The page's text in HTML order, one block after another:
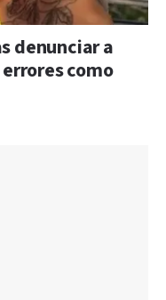
denunciar a
como